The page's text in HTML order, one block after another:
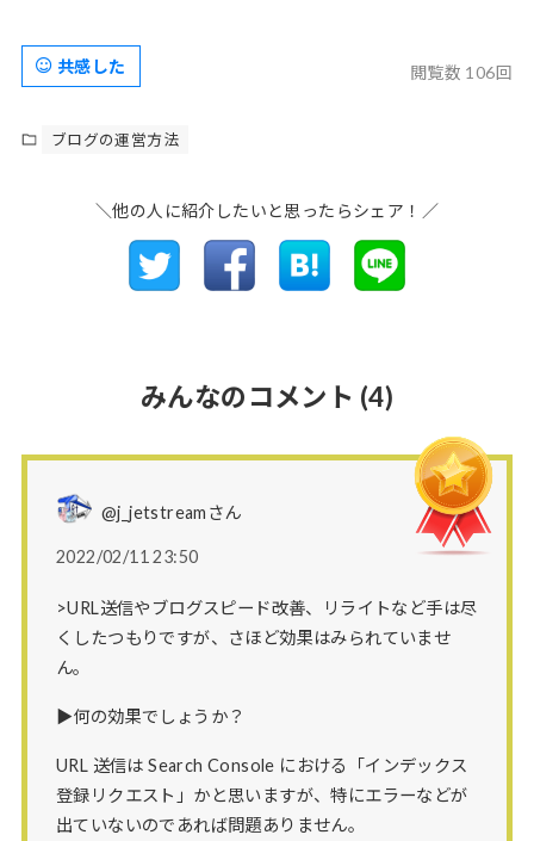
閲覧数 106回
共感した
ブログの運営方法
＼他の人に紹介したいと思ったらシェア！／
みんなのコメント (4)
@j_jetstreamさん
2022/02/11 23:50
>URL送信やブログスピード改善、リライトなど手は尽
くしたつもりですが、さほど効果はみられていませ
ん。
▶何の効果でしょうか？
URL 送信は Search Console における「インデックス
登録リクエスト」かと思いますが、特にエラーなどが
出ていないのであれば問題ありません。